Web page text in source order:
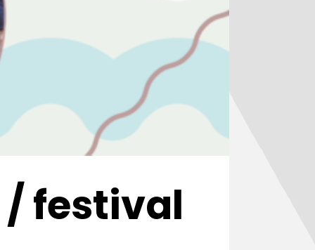
/ festival